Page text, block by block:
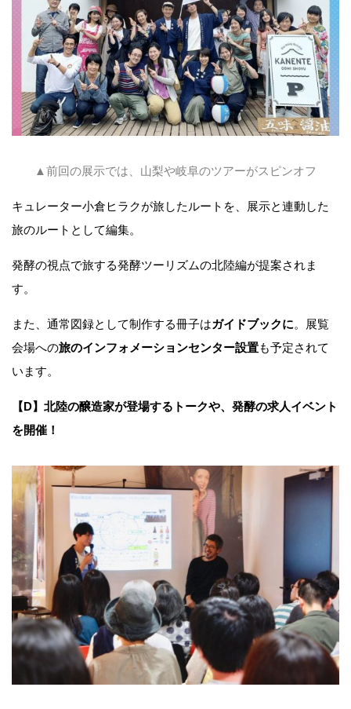
▲前回の展示では、山梨や岐阜のツアーがスピンオフ
キュレーター小倉ヒラクが旅したルートを、展示と連動した
旅のルートとして編集。
発酵の視点で旅する発酵ツーリズムの北陸編が提案されま
す。
また、通常図録として制作する冊子はガイドブックに。展覧
会場への旅のインフォメーションセンター設置も予定されて
います。
【D】北陸の醸造家が登場するトークや、発酵の求人イベント
を開催！